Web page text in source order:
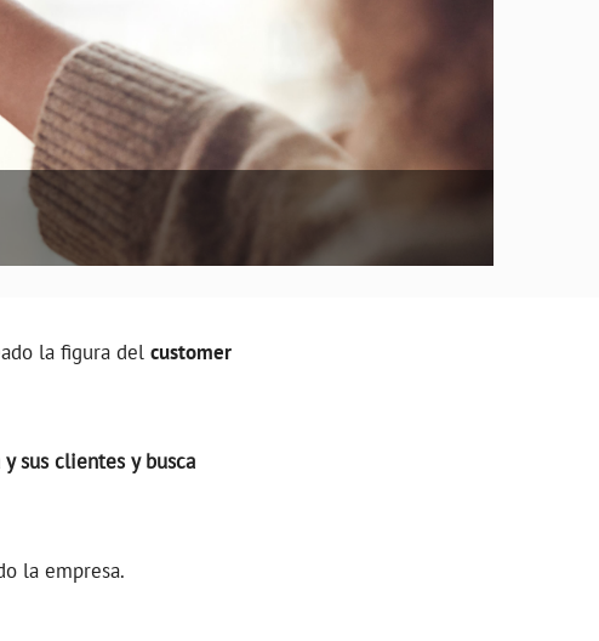
la figura del customer
sus clientes y busca
la empresa.